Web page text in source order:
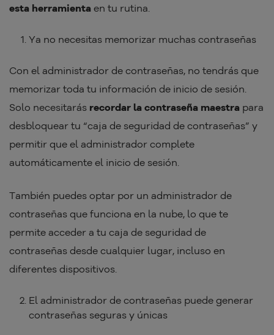
esta herramienta en tu rutina.
Ya no necesitas memorizar muchas contraseñas
Con el administrador de contraseñas, no tendrás que
memorizar toda tu información de inicio de sesión.
Solo necesitarás recordar la contraseña maestra para
desbloquear tu “caja de seguridad de contraseñas” y
permitir que el administrador complete
automáticamente el inicio de sesión.
También puedes optar por un administrador de
contraseñas que funciona en la nube, lo que te
permite acceder a tu caja de seguridad de
contraseñas desde cualquier lugar, incluso en
diferentes dispositivos.
El administrador de contraseñas puede generar
contraseñas seguras y únicas